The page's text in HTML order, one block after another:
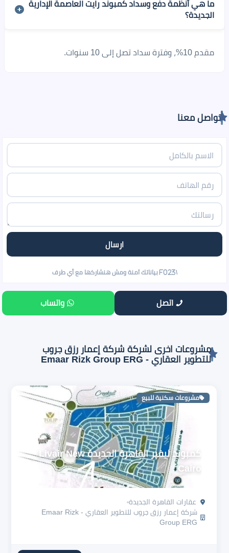
ما هي أنظمة دفع وسداد كمبوند رايت العاصمة الإدارية
الجديدة؟
مقدم 10%، وفترة سداد تصل إلى 10 سنوات.
تواصل معنا
اتصل واتساب
مشروعات اخرى لشركة شركة إعمار رزق جروب
للتطوير العقاري - Emaar Rizk Group ERG
مشروعات سكنية للبيع
كمبوند ليفير القاهرة الجديدة Livair New
Cairo
عقارات القاهرة الجديدة
شركة إعمار رزق جروب للتطوير العقاري - Emaar Rizk
Group ERG